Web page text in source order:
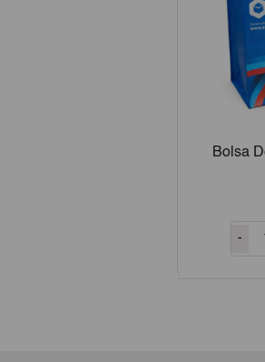
Bolsa
-